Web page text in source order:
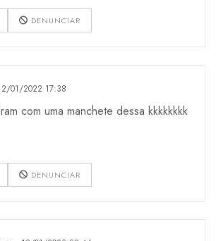
DENUNCIAR
01/2022 17:38
com uma manchete dessa kkkkkkkk
DENUNCIAR